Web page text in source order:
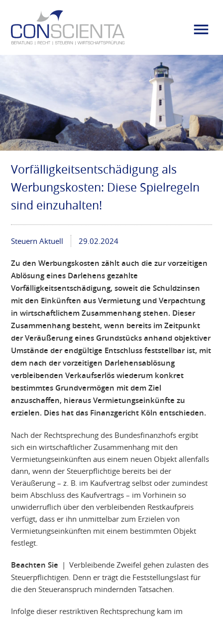
Vorfälligkeitsentschädigung als
Werbungskosten: Diese Spielregeln
sind einzuhalten!
Steuern Aktuell 29.02.2024
Zu den Werbungskosten zählt auch die zur vorzeitigen
Ablösung eines Darlehens gezahlte
Vorfälligkeitsentschädigung, soweit die Schuldzinsen
mit den Einkünften aus Vermietung und Verpachtung
in wirtschaftlichem Zusammenhang stehen. Dieser
Zusammenhang besteht, wenn bereits im Zeitpunkt
der Veräußerung eines Grundstücks anhand objektiver
Umstände der endgültige Entschluss feststellbar ist, mit
dem nach der vorzeitigen Darlehensablösung
verbleibenden Verkaufserlös wiederum konkret
bestimmtes Grundvermögen mit dem Ziel
anzuschaffen, hieraus Vermietungseinkünfte zu
erzielen. Dies hat das Finanzgericht Köln entschieden.
Nach der Rechtsprechung des Bundesfinanzhofs ergibt
sich ein wirtschaftlicher Zusammenhang mit den
Vermietungseinkünften aus einem neuen Objekt allenfalls
dann, wenn der Steuerpflichtige bereits bei der
Veräußerung – z. B. im Kaufvertrag selbst oder zumindest
beim Abschluss des Kaufvertrags – im Vorhinein so
unwiderruflich über den verbleibenden Restkaufpreis
verfügt, dass er ihn unmittelbar zum Erzielen von
Vermietungseinkünften mit einem bestimmten Objekt
festlegt.
Beachten Sie | Verbleibende Zweifel gehen zulasten des
Steuerpflichtigen. Denn er trägt die Feststellungslast für
die den Steueranspruch mindernden Tatsachen.
Infolge dieser restriktiven Rechtsprechung kam im